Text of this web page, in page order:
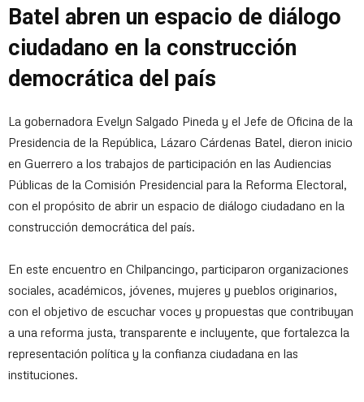
Batel abren un espacio de diálogo
ciudadano en la construcción
democrática del país
La gobernadora Evelyn Salgado Pineda y el Jefe de Oficina de la
Presidencia de la República, Lázaro Cárdenas Batel, dieron inicio
en Guerrero a los trabajos de participación en las Audiencias
Públicas de la Comisión Presidencial para la Reforma Electoral,
con el propósito de abrir un espacio de diálogo ciudadano en la
construcción democrática del país.
En este encuentro en Chilpancingo, participaron organizaciones
sociales, académicos, jóvenes, mujeres y pueblos originarios,
con el objetivo de escuchar voces y propuestas que contribuyan
a una reforma justa, transparente e incluyente, que fortalezca la
representación política y la confianza ciudadana en las
instituciones.